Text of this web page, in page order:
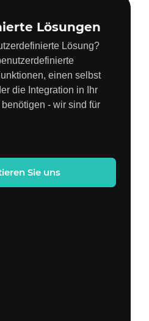
Lösungen
Lösung?
einen selbst
die Integration in Ihr
- wir sind für
Sie uns